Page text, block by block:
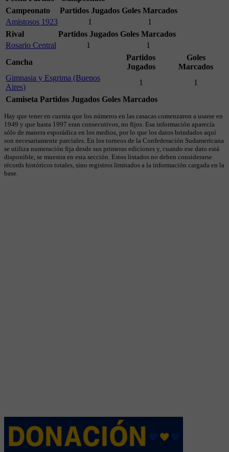
Campeonato
Partidos Jugados Goles Marcados
Amistosos 1923
1
1
Rival
Partidos Jugados Goles Marcados
Rosario Central
1
1
Cancha
Partidos
Jugados
Goles
Marcados
Gimnasia y Esgrima (Buenos
Aires)
1
1
Camiseta Partidos Jugados Goles Marcados
Hay que tener en cuenta que los números en las casacas comenzaron a usarse en
1949 y que hasta 1997 eran consecutivos, no fijos. Esa información aparecía
sólo de manera esporádica en los medios, por lo que los datos brindados aquí
son necesariamente parciales. En los torneos de la Confederación Sudamericana
se utiliza numeración fija desde sus primeras ediciones y, cuando ese dato está
disponible, se muestra en esta sección. Estos listados no deben considerarse
récords históricos totales, sino registros limitados a la información cargada en la
base.